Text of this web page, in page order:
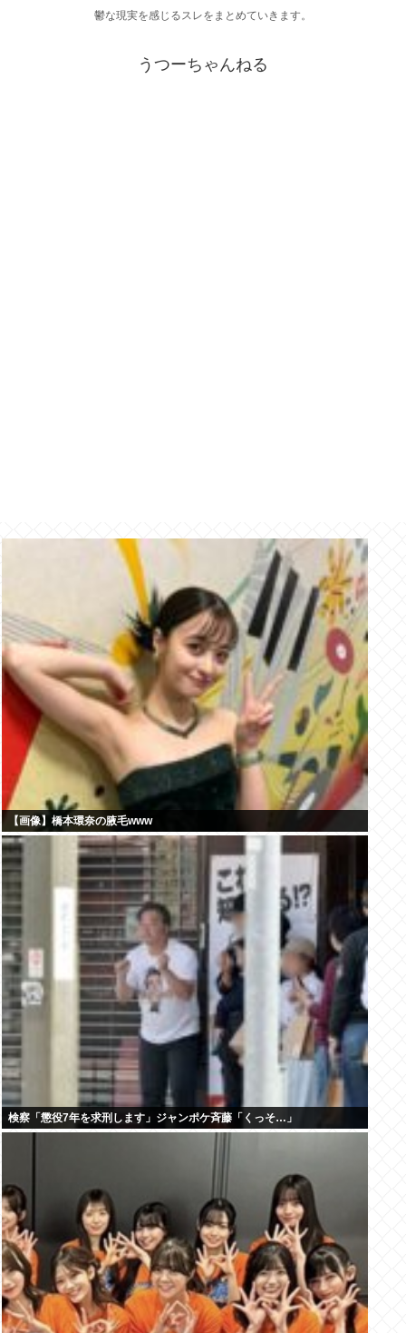
鬱な現実を感じるスレをまとめていきます。
うつーちゃんねる
【画像】橋本環奈の腋毛www
検察「懲役7年を求刑します」ジャンポケ斉藤「くっそ…」